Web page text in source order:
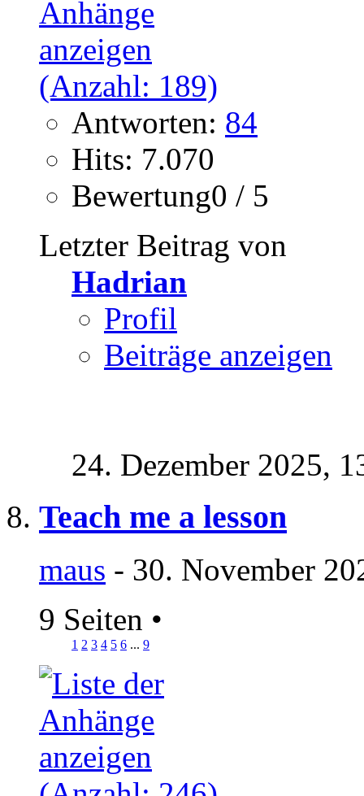
Antworten: 84
Hits: 7.070
Bewertung0 / 5
Letzter Beitrag von
Hadrian
Profil
Beiträge anzeigen
24. Dezember 2025,
Teach me a lesson
maus - 30. November
9 Seiten •
1 2 3 4 5 6 ... 9